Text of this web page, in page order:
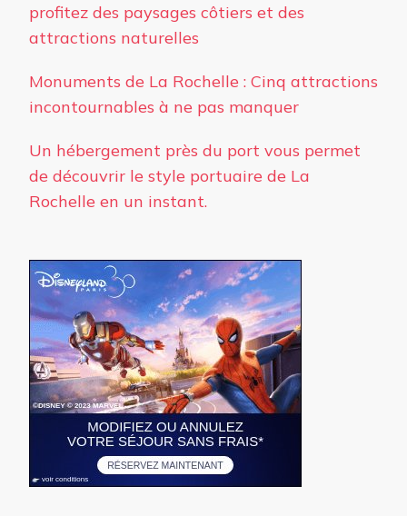
profitez des paysages côtiers et des
attractions naturelles
Monuments de La Rochelle : Cinq attractions
incontournables à ne pas manquer
Un hébergement près du port vous permet
de découvrir le style portuaire de La
Rochelle en un instant.